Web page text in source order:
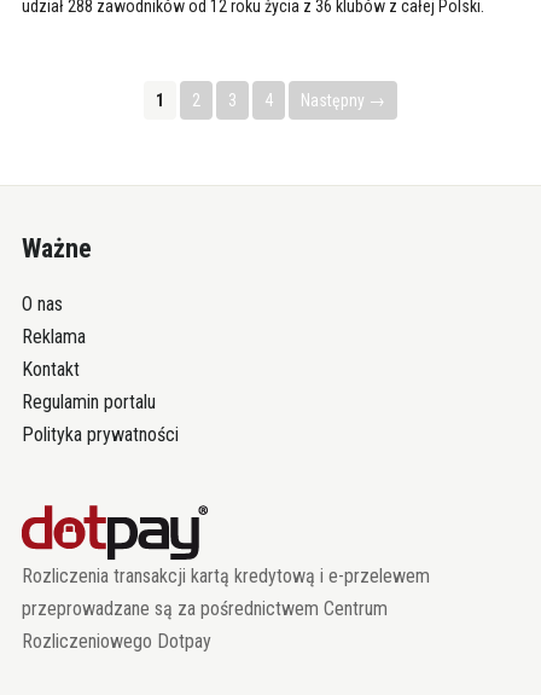
udział 288 zawodników od 12 roku życia z 36 klubów z całej Polski.
1 2 3 4 Następny →
Ważne
O nas
Reklama
Kontakt
Regulamin portalu
Polityka prywatności
Rozliczenia transakcji kartą kredytową i e-przelewem
przeprowadzane są za pośrednictwem Centrum
Rozliczeniowego Dotpay